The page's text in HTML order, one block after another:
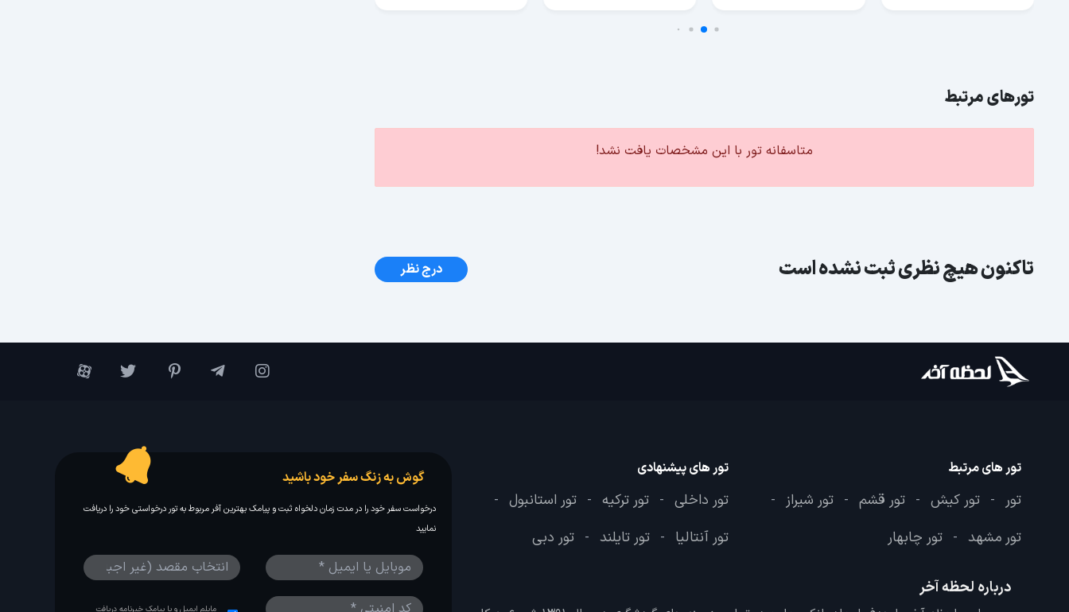
تورهای مرتبط
متاسفانه تور با این مشخصات یافت نشد!
تاکنون هیچ نظری ثبت نشده است درج نظر
تور های مرتبط
تور - تور کیش - تور قشم - تور شیراز -
تور مشهد - تور چابهار
تور های پیشنهادی
تور داخلی - تور ترکیه - تور استانبول -
تور آنتالیا - تور تایلند - تور دبی
درباره لحظه آخر
گوش به زنگ سفر خود باشید
درخواست سفر خود را در مدت زمان دلخواه ثبت و پیامک بهترین آفر مربوط به تور درخواستی خود را دریافت
نمایید
مایلم ایمیل و یا پیامک خبرنامه دریافت